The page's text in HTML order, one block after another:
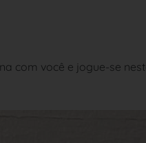
com você e jogue-se